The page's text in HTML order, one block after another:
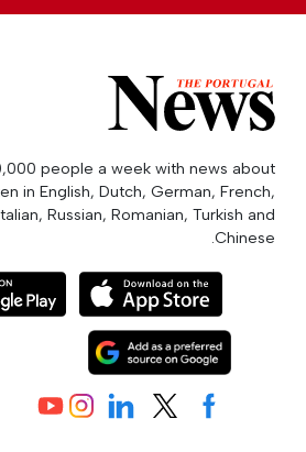
people a week with news about
in English, Dutch, German, French,
Russian, Romanian, Turkish and
Chinese.